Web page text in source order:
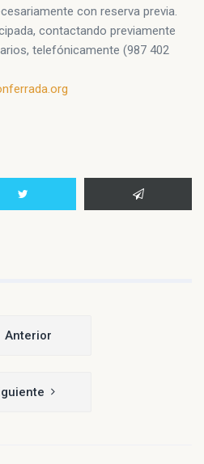
con reserva previa.
contactando previamente
telefónicamente (987 402
Anterior